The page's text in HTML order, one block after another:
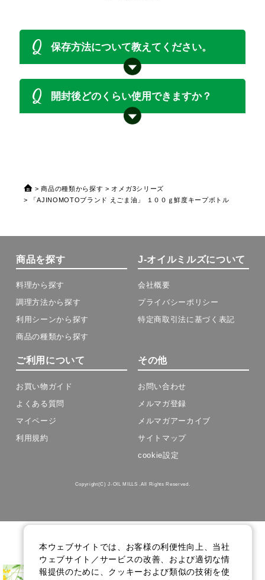
Q 保存方法について教えてください。
Q 開封後どのくらい使用できますか？
商品の種類から探す
オメガ3シリーズ
「AJINOMOTOブランド えごま油」 １００ｇ鮮度キープボトル
商品を探す
料理から探す
調理方法から探す
利用シーンから探す
商品の種類から探す
J-オイルミルズについて
会社概要
プライバシーポリシー
特定商取引法に基づく表記
ご利用について
お買い物ガイド
よくある質問
マイページ
利用規約
その他
お問い合わせ
メルマガ登録
メルマガアーカイブ
サイトマップ
cookie設定
Copyright(C) J-OIL MILLS .All Rights Reserved.
本ウェブサイトでは、お客様の利便性向上、当社
ウェブサイト／サービスの改善、および適切な情
報提供のために、クッキーおよび類似の技術を使